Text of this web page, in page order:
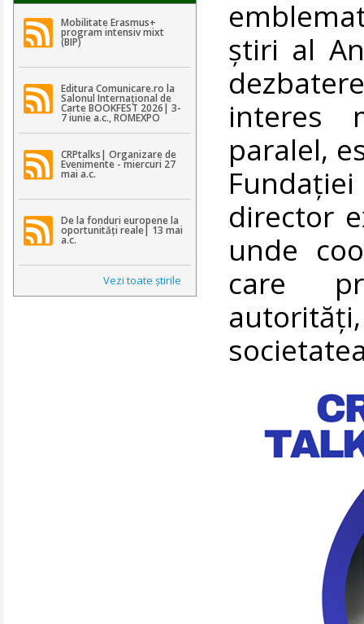
Mobilitate Erasmus+
program intensiv mixt
(BIP)
Editura Comunicare.ro la
Salonul Internațional de
Carte BOOKFEST 2026| 3-
7 iunie a.c., ROMEXPO
CRPtalks| Organizare de
Evenimente - miercuri 27
mai a.c.
De la fonduri europene la
oportunități reale| 13 mai
a.c.
Vezi toate ştirile
știri al
interes
paralel,
director
unde
care